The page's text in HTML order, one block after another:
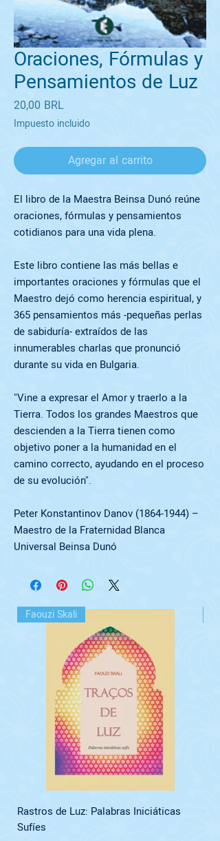
Oraciones, Fórmulas y
Pensamientos de Luz
20,00 BRL
Impuesto incluido
Agregar al carrito
El libro de la Maestra Beinsa Dunó reúne
oraciones, fórmulas y pensamientos
cotidianos para una vida plena.
Este libro contiene las más bellas e
importantes oraciones y fórmulas que el
Maestro dejó como herencia espiritual, y
365 pensamientos más -pequeñas perlas
de sabiduría- extraídos de las
innumerables charlas que pronunció
durante su vida en Bulgaria.
"Vine a expresar el Amor y traerlo a la
Tierra. Todos los grandes Maestros que
descienden a la Tierra tienen como
objetivo poner a la humanidad en el
camino correcto, ayudando en el proceso
de su evolución".
Peter Konstantinov Danov (1864-1944) –
Maestro de la Fraternidad Blanca
Universal Beinsa Dunó
Faouzi Skali
Rastros de Luz: Palabras Iniciáticas
Sufíes